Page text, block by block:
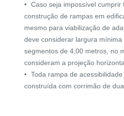
Caso seja impossível cumprir
construção de rampas em
mesmo para viabilização de
deve considerar largura
segmentos de 4,00 metros, no
consideram a projeção
Toda rampa de
construída com corrimão de